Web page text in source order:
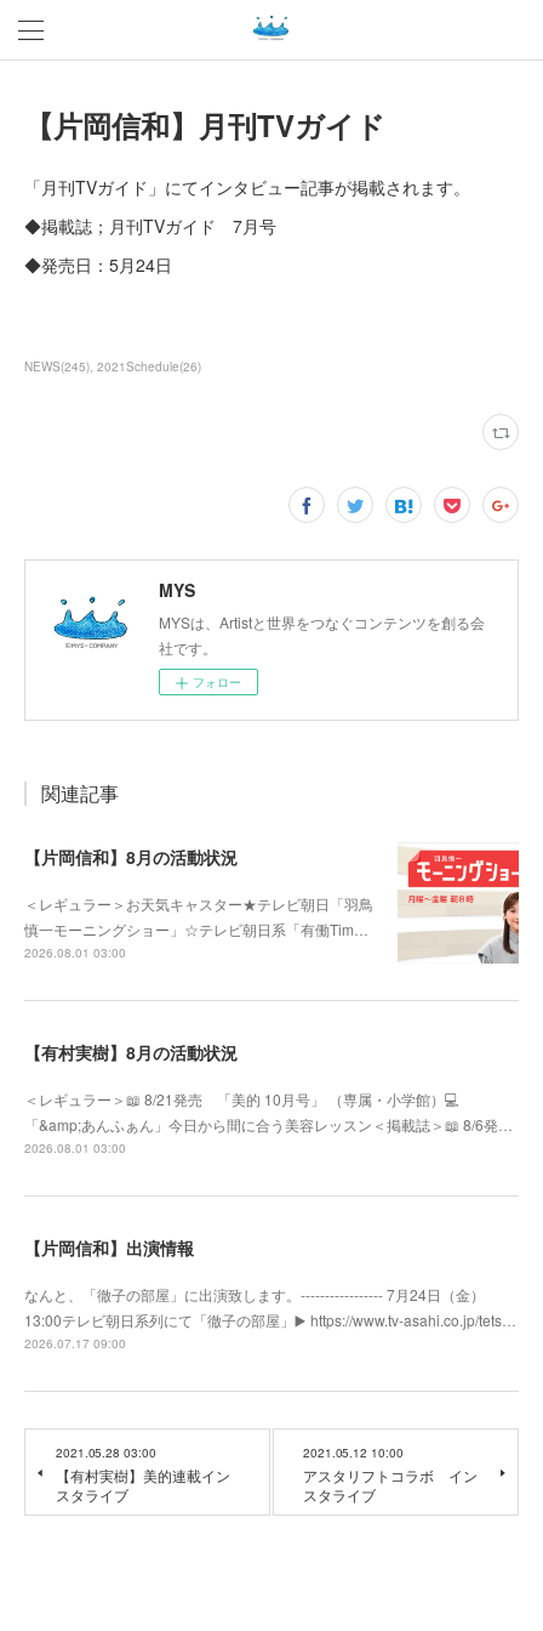
【片岡信和】月刊TVガイド
「月刊TVガイド」にてインタビュー記事が掲載されます。
◆掲載誌；月刊TVガイド 7月号
◆発売日：5月24日
NEWS(245) 2021Schedule(26)
MYS
MYSは、Artistと世界をつなぐコンテンツを創る会
社です。
フォロー
関連記事
【片岡信和】8月の活動状況
＜レギュラー＞お天気キャスター★テレビ朝日「羽鳥
慎一モーニングショー」☆テレビ朝日系「有働Tim…
2026.08.01 03:00
【有村実樹】8月の活動状況
＜レギュラー＞📖 8/21発売 「美的 10月号」 （専属・小学館）💻
「&amp;あんふぁん」今日から間に合う美容レッスン＜掲載誌＞📖 8/6発…
2026.08.01 03:00
【片岡信和】出演情報
なんと、「徹子の部屋」に出演致します。----------------- 7月24日（金）
13:00テレビ朝日系列にて「徹子の部屋」▶️ https://www.tv-asahi.co.jp/tets…
2026.07.17 09:00
2021.05.28 03:00
【有村実樹】美的連載イン
スタライブ
2021.05.12 10:00
アスタリフトコラボ イン
スタライブ